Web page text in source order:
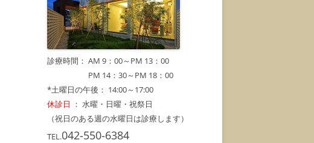
診療時間： AM 9：00～PM 13：00
PM 14：30～PM 18：00
*土曜日の午後： 14:00～17:00
休診日 ： 水曜・日曜・祝祭日
（祝日のある週の水曜日は診療します）
TEL.042-550-6384